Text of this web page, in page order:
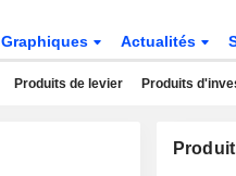
Graphiques Actualités
Produits de levier Produits